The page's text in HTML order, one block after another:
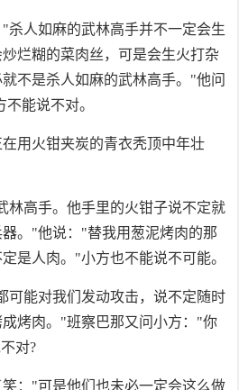
杀人如麻的武林高手并不一定会生
烂糊的菜肉丝，可是会生火打杂
不是杀人如麻的武林高手。"他问
能说不对。
用火钳夹炭的青衣秃顶中年壮
林高手。他手里的火钳子说不定就
。"他说："替我用葱泥烤肉的那
是人肉。"小方也不能说不可能。
可能对我们发动攻击，说不定随时
烤肉。"班察巴那又问小方："你
对?
："可是他们也未必一定会这么做